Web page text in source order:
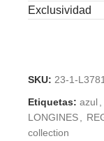
Exclusividad
SKU: 23-1-
Etiquetas: azul
LONGINES
collection